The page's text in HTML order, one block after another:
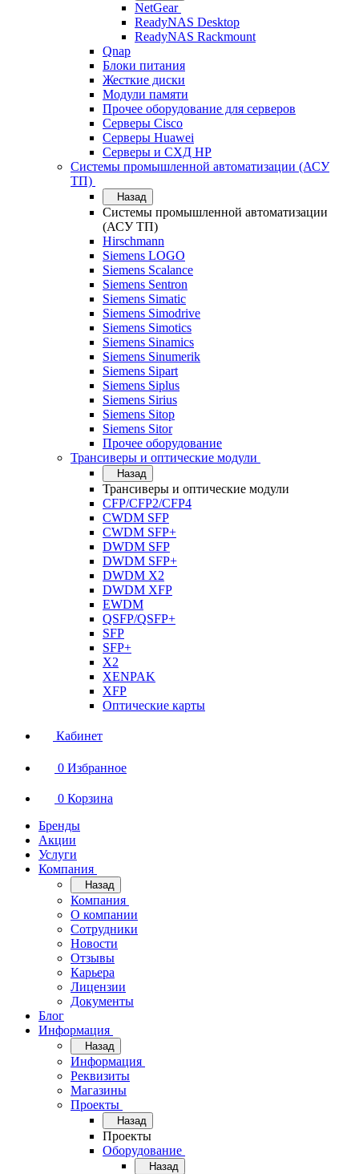
NetGear
ReadyNAS Desktop
ReadyNAS Rackmount
Qnap
Блоки питания
Жесткие диски
Модули памяти
Прочее оборудование для серверов
Серверы Cisco
Серверы Huawei
Серверы и СХД HP
Системы промышленной автоматизации (АСУ
ТП)
Назад
Системы промышленной автоматизации
(АСУ ТП)
Hirschmann
Siemens LOGO
Siemens Scalance
Siemens Sentron
Siemens Simatic
Siemens Simodrive
Siemens Simotics
Siemens Sinamics
Siemens Sinumerik
Siemens Sipart
Siemens Siplus
Siemens Sirius
Siemens Sitop
Siemens Sitor
Прочее оборудование
Трансиверы и оптические модули
Назад
Трансиверы и оптические модули
CFP/CFP2/CFP4
CWDM SFP
CWDM SFP+
DWDM SFP
DWDM SFP+
DWDM X2
DWDM XFP
EWDM
QSFP/QSFP+
SFP
SFP+
X2
XENPAK
XFP
Оптические карты
Кабинет
0 Избранное
0 Корзина
Бренды
Акции
Услуги
Компания
Назад
Компания
О компании
Сотрудники
Новости
Отзывы
Карьера
Лицензии
Документы
Блог
Информация
Назад
Информация
Реквизиты
Магазины
Проекты
Назад
Проекты
Оборудование
Назад